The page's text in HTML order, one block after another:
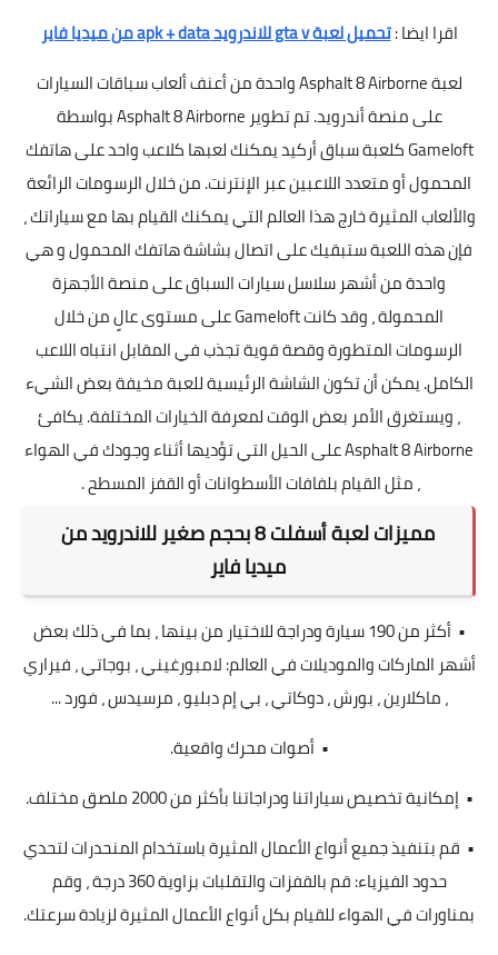
اقرا ايضا :تحميل لعبة gta v للاندرويد apk + data من ميديا فاير
لعبة Asphalt 8 Airborne واحدة من أعنف ألعاب سباقات السيارات
على منصة أندرويد. تم تطوير Asphalt 8 Airborne بواسطة
Gameloft كلعبة سباق أركيد يمكنك لعبها كلاعب واحد على هاتفك
المحمول أو متعدد اللاعبين عبر الإنترنت. من خلال الرسومات الرائعة
والألعاب المثيرة خارج هذا العالم التي يمكنك القيام بها مع سياراتك ،
فإن هذه اللعبة ستبقيك على اتصال بشاشة هاتفك المحمول و هي
واحدة من أشهر سلاسل سيارات السباق على منصة الأجهزة
المحمولة ، وقد كانت Gameloft على مستوى عالٍ من خلال
الرسومات المتطورة وقصة قوية تجذب في المقابل انتباه اللاعب
الكامل. يمكن أن تكون الشاشة الرئيسية للعبة مخيفة بعض الشيء
، ويستغرق الأمر بعض الوقت لمعرفة الخيارات المختلفة. يكافئ
Asphalt 8 Airborne على الحيل التي تؤديها أثناء وجودك في الهواء
، مثل القيام بلفافات الأسطوانات أو القفز المسطح .
مميزاتلعبة أسفلت 8 بحجم صغيرللاندرويد من
ميديا فاير
• أكثر من 190 سيارة ودراجة للاختيار من بينها ، بما في ذلك بعض
أشهر الماركات والموديلات في العالم: لامبورغيني ، بوجاتي ، فيراري
، ماكلارين ، بورش ، دوكاتي ، بي إم دبليو ، مرسيدس ، فورد ...
• أصوات محرك واقعية.
• إمكانية تخصيص سياراتنا ودراجاتنا بأكثر من 2000 ملصق مختلف.
• قم بتنفيذ جميع أنواع الأعمال المثيرة باستخدام المنحدرات لتحدي
حدود الفيزياء: قم بالقفزات والتقلبات بزاوية 360 درجة ، وقم
بمناورات في الهواء للقيام بكل أنواع الأعمال المثيرة لزيادة سرعتك.